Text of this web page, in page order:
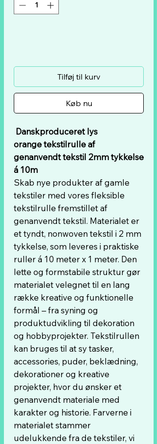
Tilføj til kurv
Køb nu
Danskproduceret lys
orange tekstilrulle af
genanvendt tekstil 2mm tykkelse
á 10m
Skab nye produkter af gamle
tekstiler med vores fleksible
tekstilrulle fremstillet af
genanvendt tekstil. Materialet er
et tyndt, nonwoven tekstil i 2 mm
tykkelse, som leveres i praktiske
ruller á 10 meter x 1 meter. Den
lette og formstabile struktur gør
materialet velegnet til en lang
række kreative og funktionelle
formål – fra syning og
produktudvikling til dekoration
og hobbyprojekter. Tekstilrullen
kan bruges til at sy tasker,
accessories, puder, beklædning,
dekorationer og kreative
projekter, hvor du ønsker et
genanvendt materiale med
karakter og historie. Farverne i
materialet stammer
udelukkende fra de tekstiler, vi